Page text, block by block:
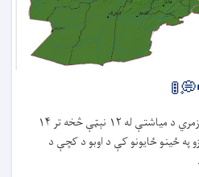
د میاشتې له ۱۲ نېټې څخه تر۱۴
په ځينو ځایونو کې د اوبو د کچې د